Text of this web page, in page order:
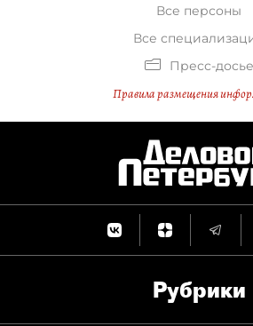
Все персоны
Все
Пресс-досье
Правила размещения
Рубрики